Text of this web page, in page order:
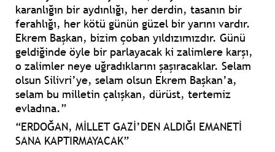
karanlığın bir aydınlığı, her derdin, tasanın bir
ferahlığı, her kötü günün güzel bir yarını vardır.
Ekrem Başkan, bizim çoban yıldızımızdır. Günü
geldiğinde öyle bir parlayacak ki zalimlere karşı,
o zalimler neye uğradıklarını şaşıracaklar. Selam
olsun Silivri’ye, selam olsun Ekrem Başkan’a,
selam bu milletin çalışkan, dürüst, tertemiz
evladına.”
“ERDOĞAN, MİLLET GAZİ’DEN ALDIĞI EMANETİ
SANA KAPTIRMAYACAK”